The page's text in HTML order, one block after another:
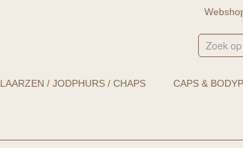
LAARZEN / JODPHURS / CHAPS CAPS &